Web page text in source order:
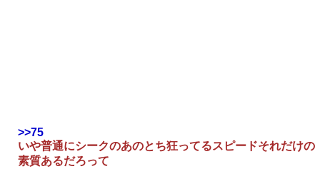
>>75
いや普通にシークのあのとち狂ってるスピードそれだけの
素質あるだろって